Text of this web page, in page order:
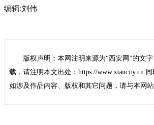
编辑:刘伟
版权声明：本网注明来源为“西安网”的文
载，请注明本文出处：https://www.xiancity.cn
如涉及作品内容、版权和其它问题，请与本网